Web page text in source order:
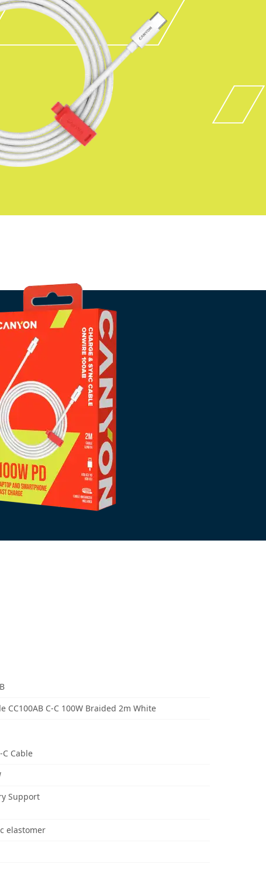
CC100AB C-C 100W Braided 2m White
C Cable
Support
elastomer